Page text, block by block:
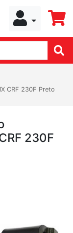
CRF 230F Preto
230F